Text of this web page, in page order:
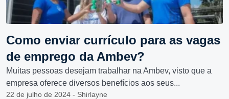
Como enviar currículo para as vagas
de emprego da Ambev?
Muitas pessoas desejam trabalhar na Ambev, visto que a
empresa oferece diversos benefícios aos seus...
22 de julho de 2024 - Shirlayne